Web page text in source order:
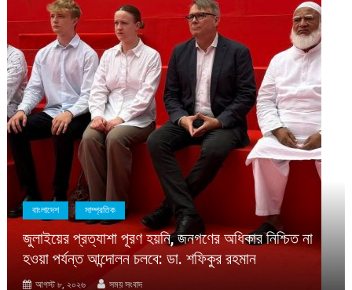
বাংলাদেশ সাম্প্রতিক
জুলাইয়ের প্রত্যাশা পূরণ হয়নি, জনগণের অধিকার নিশ্চিত না
হওয়া পর্যন্ত আন্দোলন চলবে: ডা. শফিকুর রহমান
আগস্ট ৮, ২০২৬ সময় সংবাদ